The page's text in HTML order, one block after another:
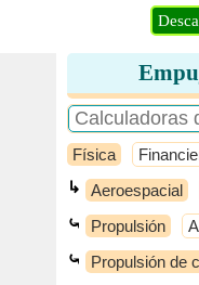
Física
↳ Aeroespacial
⤿ Propulsión
⤿ Propulsión de